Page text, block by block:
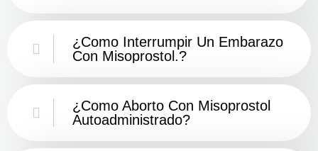
¿como Interrumpir Un Embarazo
Con Misoprostol.?
¿Como Aborto Con Misoprostol
Autoadministrado?